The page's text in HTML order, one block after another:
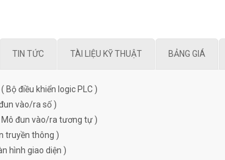
TIN TỨC TÀI LIỆU KỸ THUẬT BẢNG GIÁ
Bộ điều khiển logic PLC )
vào/ra số )
đun vào/ra tương tự )
truyền thông )
hình giao diện )